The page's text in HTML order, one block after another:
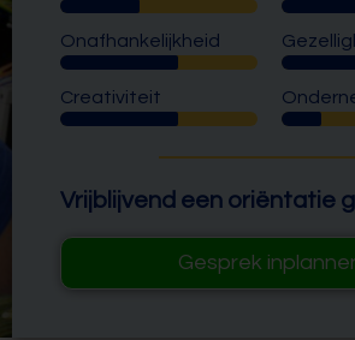
Onafhankelijkheid
Creativiteit
Vrijblijvend een oriëntatie
Gesprek